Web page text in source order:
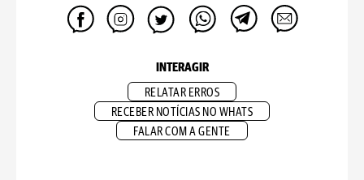
INTERAGIR
RELATAR ERROS
RECEBER NOTÍCIAS NO WHATS
FALAR COM A GENTE